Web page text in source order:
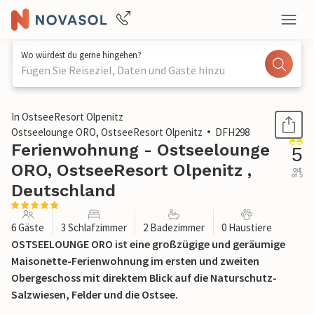
Wo würdest du gerne hingehen?
Fügen Sie Reiseziel, Daten und Gäste hinzu
1 / 36
In OstseeResort Olpenitz
Ostseelounge ORO, OstseeResort Olpenitz
DFH298
Ferienwohnung - Ostseelounge
ORO, OstseeResort Olpenitz ,
Deutschland
5
out
of 5
6 Gäste 3 Schlafzimmer 2 Badezimmer 0 Haustiere
OSTSEELOUNGE ORO ist eine großzügige und geräumige
Maisonette-Ferienwohnung im ersten und zweiten
Obergeschoss mit direktem Blick auf die Naturschutz-
Salzwiesen, Felder und die Ostsee.